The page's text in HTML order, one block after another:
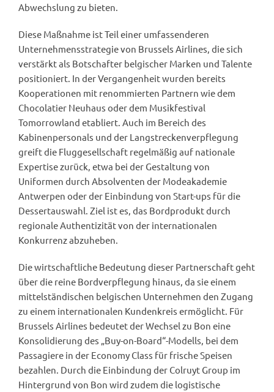
Abwechslung zu bieten.
Diese Maßnahme ist Teil einer umfassenderen
Unternehmensstrategie von Brussels Airlines, die sich
verstärkt als Botschafter belgischer Marken und Talente
positioniert. In der Vergangenheit wurden bereits
Kooperationen mit renommierten Partnern wie dem
Chocolatier Neuhaus oder dem Musikfestival
Tomorrowland etabliert. Auch im Bereich des
Kabinenpersonals und der Langstreckenverpflegung
greift die Fluggesellschaft regelmäßig auf nationale
Expertise zurück, etwa bei der Gestaltung von
Uniformen durch Absolventen der Modeakademie
Antwerpen oder der Einbindung von Start-ups für die
Dessertauswahl. Ziel ist es, das Bordprodukt durch
regionale Authentizität von der internationalen
Konkurrenz abzuheben.
Die wirtschaftliche Bedeutung dieser Partnerschaft geht
über die reine Bordverpflegung hinaus, da sie einem
mittelständischen belgischen Unternehmen den Zugang
zu einem internationalen Kundenkreis ermöglicht. Für
Brussels Airlines bedeutet der Wechsel zu Bon eine
Konsolidierung des „Buy-on-Board“-Modells, bei dem
Passagiere in der Economy Class für frische Speisen
bezahlen. Durch die Einbindung der Colruyt Group im
Hintergrund von Bon wird zudem die logistische